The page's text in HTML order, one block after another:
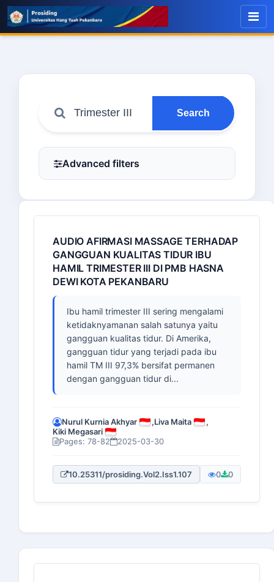
Search
Advanced filters
AUDIO AFIRMASI MASSAGE TERHADAP
GANGGUAN KUALITAS TIDUR IBU
HAMIL TRIMESTER III DI PMB HASNA
DEWI KOTA PEKANBARU
Ibu hamil trimester III sering mengalami
ketidaknyamanan salah satunya yaitu
gangguan kualitas tidur. Di Amerika,
gangguan tidur yang terjadi pada ibu
hamil TM III 97,3% bersifat permanen
dengan gangguan tidur di...
Nurul Kurnia Akhyar ,Liva Maita
,
Kiki Megasari
Pages: 78-82
2025-03-30
10.25311/prosiding.Vol2.Iss1.107 0 0